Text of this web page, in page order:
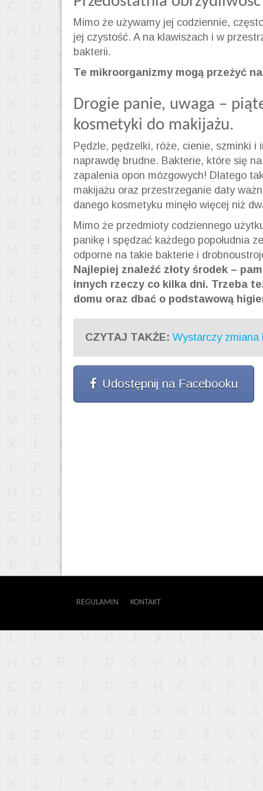
Mimo że używamy jej codziennie,
jej czystość. A na klawiszach i w
bakterii.
Te mikroorganizmy mogą przeżyć
Drogie panie, uwaga –
kosmetyki do makijażu.
Pędzle, pędzelki, róże, cienie, szminki
naprawdę brudne. Bakterie, które się
zapalenia opon mózgowych! Dlatego
makijażu oraz przestrzeganie daty
danego kosmetyku minęło więcej niż
Mimo że przedmioty codziennego
panikę i spędzać każdego popołudnia
odporne na takie bakterie i
Najlepiej znaleźć złoty środek –
innych rzeczy co kilka dni. Trzeba
domu oraz dbać o podstawową
CZYTAJ TAKŻE: Wystarczy zmiana
Udostępnij na Facebooku
REGULAMIN KONTAKT